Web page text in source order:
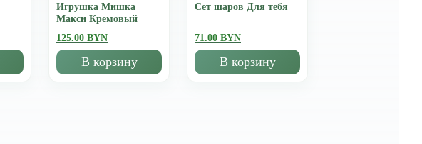
Игрушка Мишка
Mакси Кремовый
125.00 BYN
В корзину
Сет шаров Для тебя
71.00 BYN
В корзину